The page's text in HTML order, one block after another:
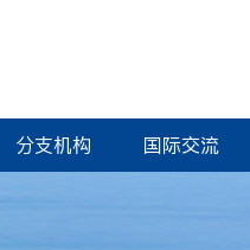
分支机构 国际交流